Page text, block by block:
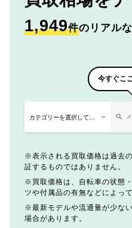
1,949件のリアル
今すぐこ
表示される買取価格は過去
証するものではありません。
買取価格は、自転車の状態
ツや付属品の有無などによっ
最新モデルや流通量が少な
場合があります。